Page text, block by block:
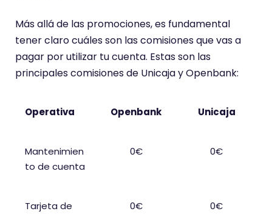
t
e
n
p
u
t
Más allá de las promociones, es fundamental
tener claro cuáles son las comisiones que vas a
pagar por utilizar tu cuenta. Estas son las
principales comisiones de Unicaja y Openbank:
Operativa Openbank Unicaja
Mantenimien
to de cuenta
0€ 0€
Tarjeta de
0€ 0€